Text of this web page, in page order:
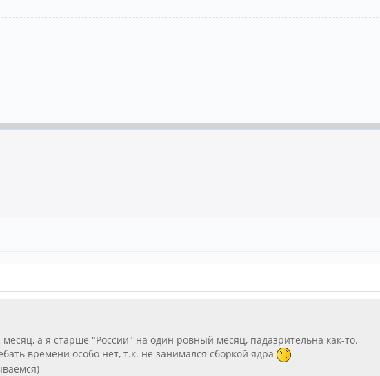
а я старше "России" на один ровный месяц, падазрительна как-то.
времени особо нет, т.к. не занимался сборкой ядра